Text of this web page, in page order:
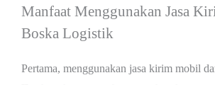
Manfaat Menggunakan Jasa
Boska Logistik
Pertama, menggunakan jasa kirim mobil